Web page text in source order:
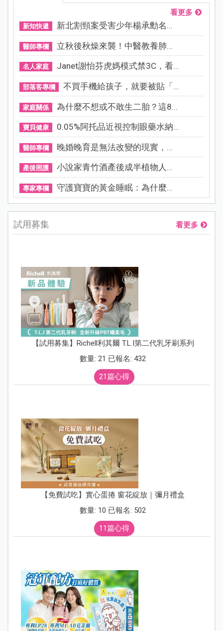
看更多
新知快遞 新北割頸案受害少年楊承勳名...
醫師專欄 立秋後秋燥來襲！中醫教養肺...
名人家庭 Janet謝怡芬虎媽模式禁3C，看...
部落客專欄 不買手機給孩子，就要被貼「...
家庭關係 為什麼不想或不敢生二胎？這8...
寶貝健康 0.05%阿托品近視控制眼藥水納...
醫師專欄 晚婚晚育是無法改變的現實，...
產後照護 小說家青竹酒產後成半植物人...
專家專欄 守護寶寶的黃金睡眠：為什麼...
試用募集 看更多
【試用募集】Richell利其爾 T.L.I第二代乳牙刷系列
數量: 21 已報名: 432
21篇心得
【免費試吃】實心蛋捲 窗花綻放｜彌月禮盒
數量: 10 已報名: 502
11篇心得